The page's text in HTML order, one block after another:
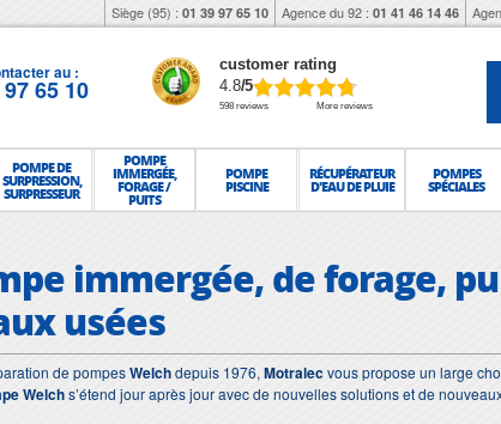
Siège (95) : 01 39 97 65 10 Agence du 92 : 01 41 46 14 46
au :
65 10
customer rating
4.8/5
598 reviews More reviews
POMPE DE
SURPRESSION,
SURPRESSEUR
POMPE
IMMERGÉE,
FORAGE /
PUITS
POMPE
PISCINE
RÉCUPÉRATEUR
D'EAU DE PLUIE
POMPES
SPÉCIALES
immergée, de forage,
usées
de pompesWelchdepuis 1976, Motralecvous propose un large
Welchs’étend jour après jour avec de nouvelles solutions et de